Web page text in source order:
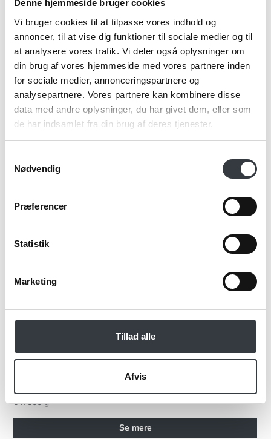
Denne hjemmeside bruger cookies
Vi bruger cookies til at tilpasse vores indhold og
annoncer, til at vise dig funktioner til sociale medier og til
at analysere vores trafik. Vi deler også oplysninger om
din brug af vores hjemmeside med vores partnere inden
for sociale medier, annonceringspartnere og
analysepartnere. Vores partnere kan kombinere disse
data med andre oplysninger, du har givet dem, eller som
de har indsamlet fra din brug af deres tjenester.
Nødvendig
Præferencer
Statistik
Marketing
Tillad alle
Afvis
Læsø Sydesalt
Læsø Sydesalt
6 x 500 g
Se mere